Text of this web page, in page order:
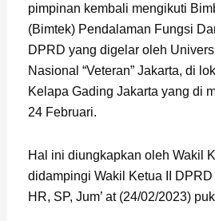
pimpinan kembali mengikuti
(Bimtek) Pendalaman Fungsi
DPRD yang digelar oleh
Nasional “Veteran” Jakarta, di
Kelapa Gading Jakarta yang di
24 Februari.
Hal ini diungkapkan oleh Wakil
didampingi Wakil Ketua II
HR, SP, Jum’ at (24/02/2023)